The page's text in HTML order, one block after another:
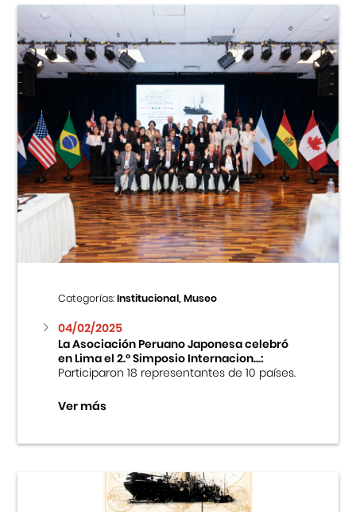
Categorías:Institucional, Museo
04/02/2025
La Asociación Peruano Japonesa celebró
en Lima el 2.º Simposio Internacion...:
Participaron 18 representantes de 10 países.
Ver más